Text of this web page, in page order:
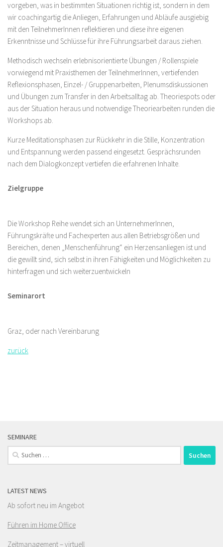
vorgeben, was in bestimmten Situationen richtig ist, sondern in dem
wir coachingartig die Anliegen, Erfahrungen und Abläufe ausgiebig
mit den TeilnehmerInnen reflektieren und diese ihre eigenen
Erkenntnisse und Schlüsse für ihre Führungsarbeit daraus ziehen.
Methodisch wechseln erlebnisorientierte Übungen / Rollenspiele
vorwiegend mit Praxisthemen der TeilnehmerInnen, vertiefenden
Reflexionsphasen, Einzel- / Gruppenarbeiten, Plenumsdiskussionen
und Übungen zum Transfer in den Arbeitsalltag ab. Theoriespots oder
aus der Situation heraus und notwendige Theoriearbeiten runden die
Workshops ab.
Kurze Meditationsphasen zur Rückkehr in die Stille, Konzentration
und Entspannung werden passend eingesetzt. Gesprächsrunden
nach dem Dialogkonzept vertiefen die erfahrenen Inhalte.
Zielgruppe
Die Workshop Reihe wendet sich an UnternehmerInnen,
Führungskräfte und Fachexperten aus allen Betriebsgrößen und
Bereichen, denen „Menschenführung“ ein Herzensanliegen ist und
die gewillt sind, sich selbst in ihren Fähigkeiten und Möglichkeiten zu
hinterfragen und sich weiterzuentwickeln
Seminarort
Graz, oder nach Vereinbarung
zurück
SEMINARE
Suchen
nach:
LATEST NEWS
Ab sofort neu im Angebot
Führen im Home Office
Zeitmanagement – virtuell